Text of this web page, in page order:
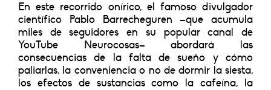
En este recorrido onírico, el famoso divulgador
científico Pablo Barrecheguren –que acumula
miles de seguidores en su popular canal de
YouTube Neurocosas– abordará las
consecuencias de la falta de sueño y cómo
paliarlas, la conveniencia o no de dormir la siesta,
los efectos de sustancias como la cafeína, la